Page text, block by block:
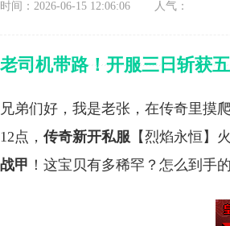
时间：2026-06-15 12:06:06 人气：
老司机带路！开服三日斩获
兄弟们好，我是老张，在传奇里摸
12点， 传奇新开私服 【烈焰永恒】
战甲 ！这宝贝有多稀罕？怎么到手